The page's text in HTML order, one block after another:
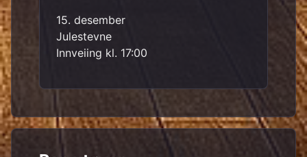
15. desember
Julestevne
Innveiing kl. 17:00